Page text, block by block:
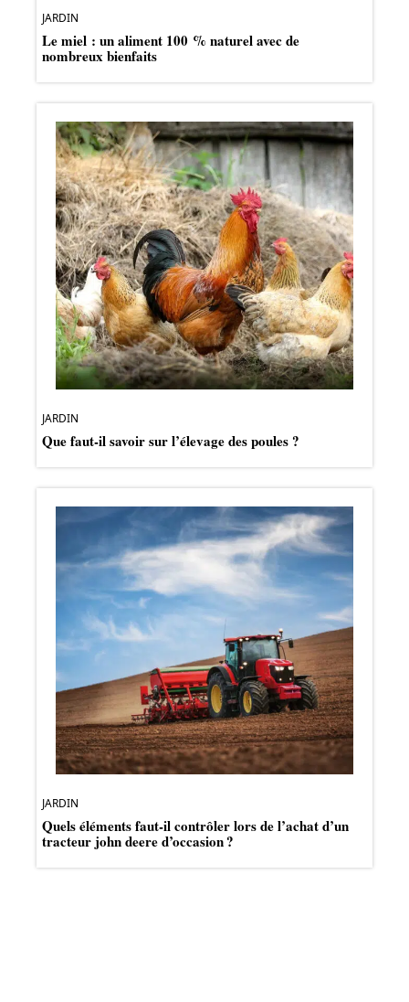
JARDIN
Le miel : un aliment 100 % naturel avec de
nombreux bienfaits
JARDIN
Que faut-il savoir sur l’élevage des poules ?
JARDIN
Quels éléments faut-il contrôler lors de l’achat d’un
tracteur john deere d’occasion ?